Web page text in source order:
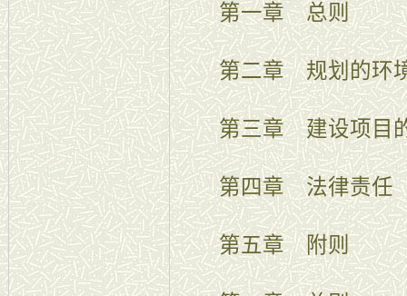
第一章 总则
第二章 规划的环境
第三章 建设项目的
第四章 法律责任
第五章 附则